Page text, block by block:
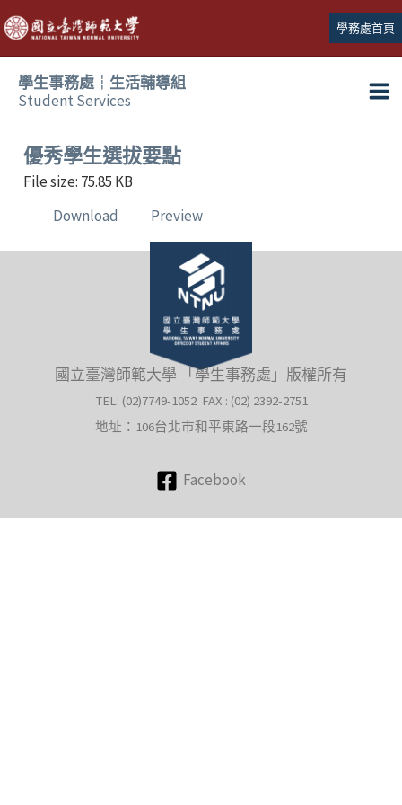
跳
至
主
學務處首頁
學生事務處┆生活輔導組
Student Services
優秀學生選拔要點
File size: 75.85 KB
Download
Preview
國立臺灣師範大學 「學生事務處」版權所有
TEL: (02)7749-1052 FAX : (02) 2392-2751
地址：106台北市和平東路一段162號
Facebook